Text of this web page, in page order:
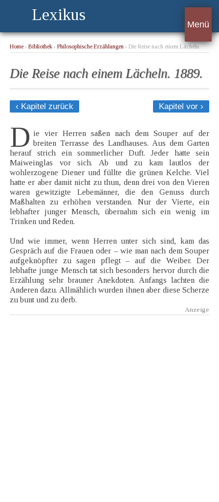
Lexikus
Menü
Home › Bibliothek › Philosophische Erzählungen › Die Reise nach einem Lächeln.
Die Reise nach einem Lächeln. 1889.
‹ Kapitel zurück Kapitel vor ›
D ie vier Herren saßen nach dem Souper auf der
breiten Terrasse des Landhauses. Aus dem Garten
herauf strich ein sommerlicher Duft. Jeder hatte sein
Maiweinglas vor sich. Ab und zu kam lautlos der
wohlerzogene Diener und füllte die grünen Kelche. Viel
hatte er aber damit nicht zu thun, denn drei von den Vieren
waren gewitzigte Lebemänner, die den Genuss durch
Maßhalten zu erhöhen verstanden. Nur der Vierte, ein
lebhafter junger Mensch, übernahm sich ein wenig im
Trinken und Reden.
Und wie immer, wenn Herren unter sich sind, kam das
Gespräch auf die Frauen oder – wie man nach dem Souper
aufgeknöpfter zu sagen pflegt – auf die Weiber. Der
lebhafte junge Mensch tat sich besonders hervor durch die
Erzählung sehr brauner Anekdoten. Anfangs lachten die
Anderen dazu. Allmählich wurden ihnen aber diese Scherze
zu bunt und zu derb.